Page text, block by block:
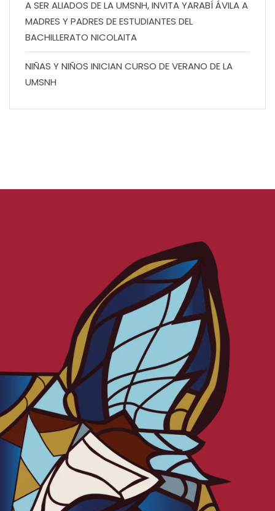
A SER ALIADOS DE LA UMSNH, INVITA YARABÍ ÁVILA A
MADRES Y PADRES DE ESTUDIANTES DEL
BACHILLERATO NICOLAITA
NIÑAS Y NIÑOS INICIAN CURSO DE VERANO DE LA
UMSNH